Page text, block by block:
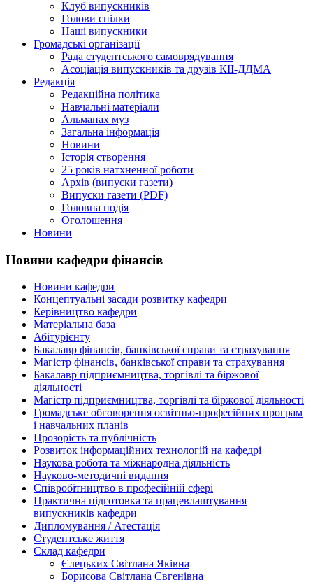
Клуб випускників
Голови спілки
Наші випускники
Громадські організації
Рада студентського самоврядування
Асоціація випускників та друзів КІІ-ДДМА
Редакція
Редакційна політика
Навчальні матеріали
Альманах муз
Загальна інформація
Новини
Історія створення
25 років натхненної роботи
Архів (випуски газети)
Випуски газети (PDF)
Головна подія
Оголошення
Новини
Новини кафедри фінансів
Новини кафедри
Концептуальні засади розвитку кафедри
Керівництво кафедри
Матеріальна база
Абітурієнту
Бакалавр фінансів, банківської справи та страхування
Магістр фінансів, банківської справи та страхування
Бакалавр підприємництва, торгівлі та біржової
діяльності
Магістр підприємництва, торгівлі та біржової діяльності
Громадське обговорення освітньо-професійних програм
і навчальних планів
Прозорість та публічність
Розвиток інформаційних технологій на кафедрі
Наукова робота та міжнародна діяльність
Науково-методичні видання
Співробітництво в професійній сфері
Практична підготовка та працевлаштування
випускників кафедри
Дипломування / Атестація
Студентське життя
Склад кафедри
Єлецьких Світлана Яківна
Борисова Світлана Євгенівна